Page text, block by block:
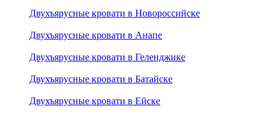
Двухъярусные кровати в Новороссийске
Двухъярусные кровати в Анапе
Двухъярусные кровати в Геленджике
Двухъярусные кровати в Батайске
Двухъярусные кровати в Ейске